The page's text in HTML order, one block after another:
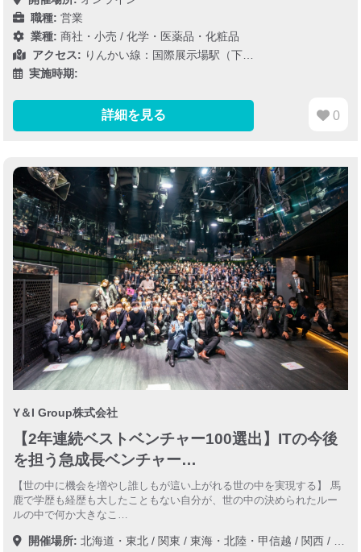
職種: 営業
業種: 商社・小売 /化学・医薬品・化粧品
アクセス: りんかい線：国際展示場駅（下…
実施時期:
詳細を見る 0
Y＆I Group株式会社
【2年連続ベストベンチャー100選出】ITの今後
を担う急成長ベンチャー…
【世の中に機会を増やし誰しもが這い上がれる世の中を実現する】 馬
鹿で学歴も経歴も大したこともない自分が、世の中の決められたルー
ルの中で何か大きなこ…
開催場所: 北海道・東北 / 関東 /東海・北陸・甲信越 / 関西 /